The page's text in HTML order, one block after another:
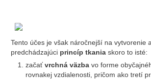
Tento účes je však náročnejší na vytvorenie
predchádzajúci princíp tkania skoro to isté:
začaťvrchná väzba vo forme
rovnakej vzdialenosti, pričom ako tretí